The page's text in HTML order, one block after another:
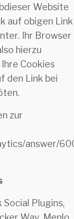
Website
auf obigen Link
Ihr Browser
hierzu
Cookies
den Link bei
zur
answer/
Plugins,